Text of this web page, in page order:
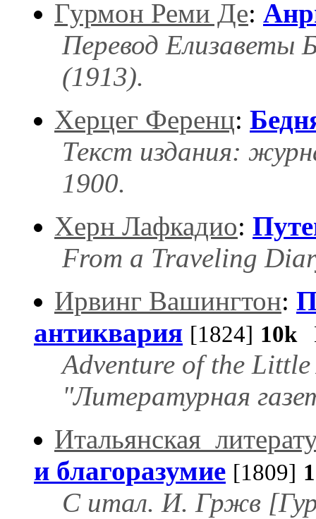
Гурмон Реми Де:
Перевод Елизаветы
(1913).
Херцег Ференц:
Текст издания:
1900.
Херн Лафкадио:
From a Traveling
Ирвинг Вашингтон:
антиквария [1824] 10k
Adventure of the
"Литературная
и благоразумие [1809]
С итал. И. Гржв